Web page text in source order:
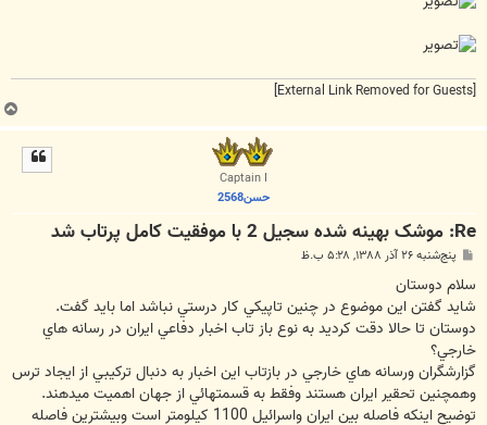
[External Link Removed for Guests]
Captain I
حسن2568
Re: موشک بهينه‌ شده سجيل 2 با موفقيت کامل پرتاب شد
س
ت
پنج‌شنبه ۲۶ آذر ۱۳۸۸, ۵:۲۸ ب.ظ
سلام دوستان
شايد گفتن اين موضوع در چنين تاپيكي كار درستي نباشد اما بايد گفت.
دوستان تا حالا دقت كرديد به نوع باز تاب اخبار دفاعي ايران در رسانه هاي
خارجي؟
گزارشگران ورسانه هاي خارجي در بازتاب اين اخبار به دنبال تركيبي از ايجاد ترس
وهمچنين تحقير ايران هستند وفقط به قسمتهائي از جهان اهميت ميدهند.
توضيح اينكه فاصله بين ايران واسرائيل 1100 كيلومتر است وبيشترين فاصله